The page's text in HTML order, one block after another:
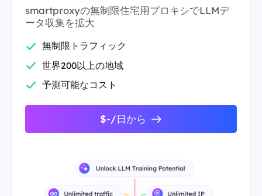
smartproxyの無制限住宅用プロキシでLLMデ
ータ収集を拡大
無制限トラフィック
世界200以上の地域
予測可能なコスト
$-/日から